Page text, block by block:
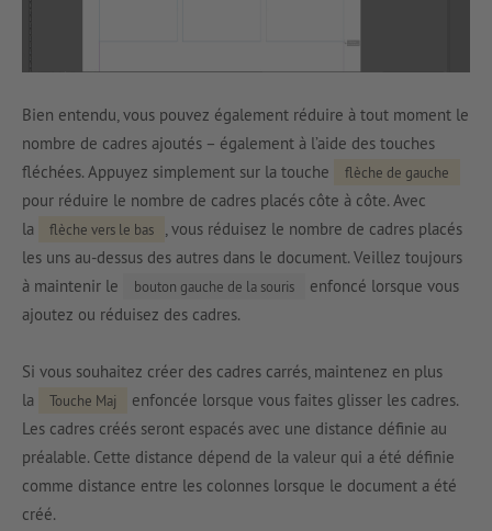
Bien entendu, vous pouvez également réduire à tout moment le
nombre de cadres ajoutés – également à l’aide des touches
fléchées. Appuyez simplement sur la touche
flèche de gauche
pour réduire le nombre de cadres placés côte à côte. Avec
la
flèche vers le bas
, vous réduisez le nombre de cadres placés
les uns au-dessus des autres dans le document. Veillez toujours
à maintenir le
bouton gauche de la souris
enfoncé lorsque vous
ajoutez ou réduisez des cadres.
Si vous souhaitez créer des cadres carrés, maintenez en plus
la
Touche Maj
enfoncée lorsque vous faites glisser les cadres.
Les cadres créés seront espacés avec une distance définie au
préalable. Cette distance dépend de la valeur qui a été définie
comme distance entre les colonnes lorsque le document a été
créé.